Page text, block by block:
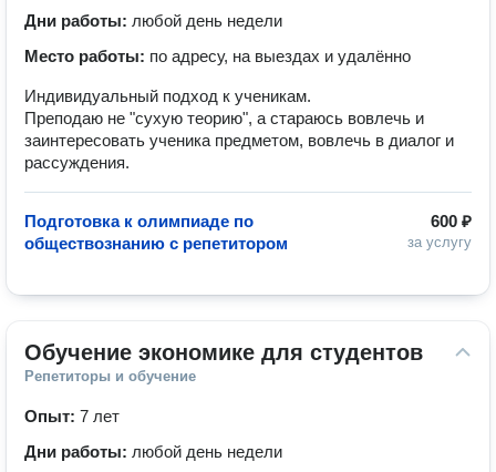
Дни работы: любой день недели
Место работы: по адресу, на выездах и удалённо
Индивидуальный подход к ученикам.
Преподаю не "сухую теорию", а стараюсь вовлечь и
заинтересовать ученика предметом, вовлечь в диалог и
рассуждения.
600 ₽
за услугу
Подготовка к олимпиаде по
обществознанию с репетитором
Обучение экономике для студентов
Репетиторы и обучение
Опыт: 7 лет
Дни работы: любой день недели